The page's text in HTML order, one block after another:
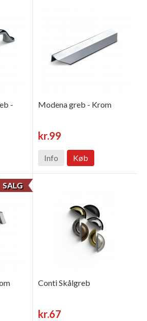
-
Modena greb - Krom
kr.99
Info Køb
SALG
Conti Skålgreb
kr.67